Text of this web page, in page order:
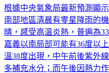
根據中央氣象局最新預測顯
南部地區清晨有零星降雨的
晴，感受高溫炎熱，普遍為
嘉義以南局部可能有36度以
溫38度出現，中午前後紫外
多補充水分；而午後因熱力